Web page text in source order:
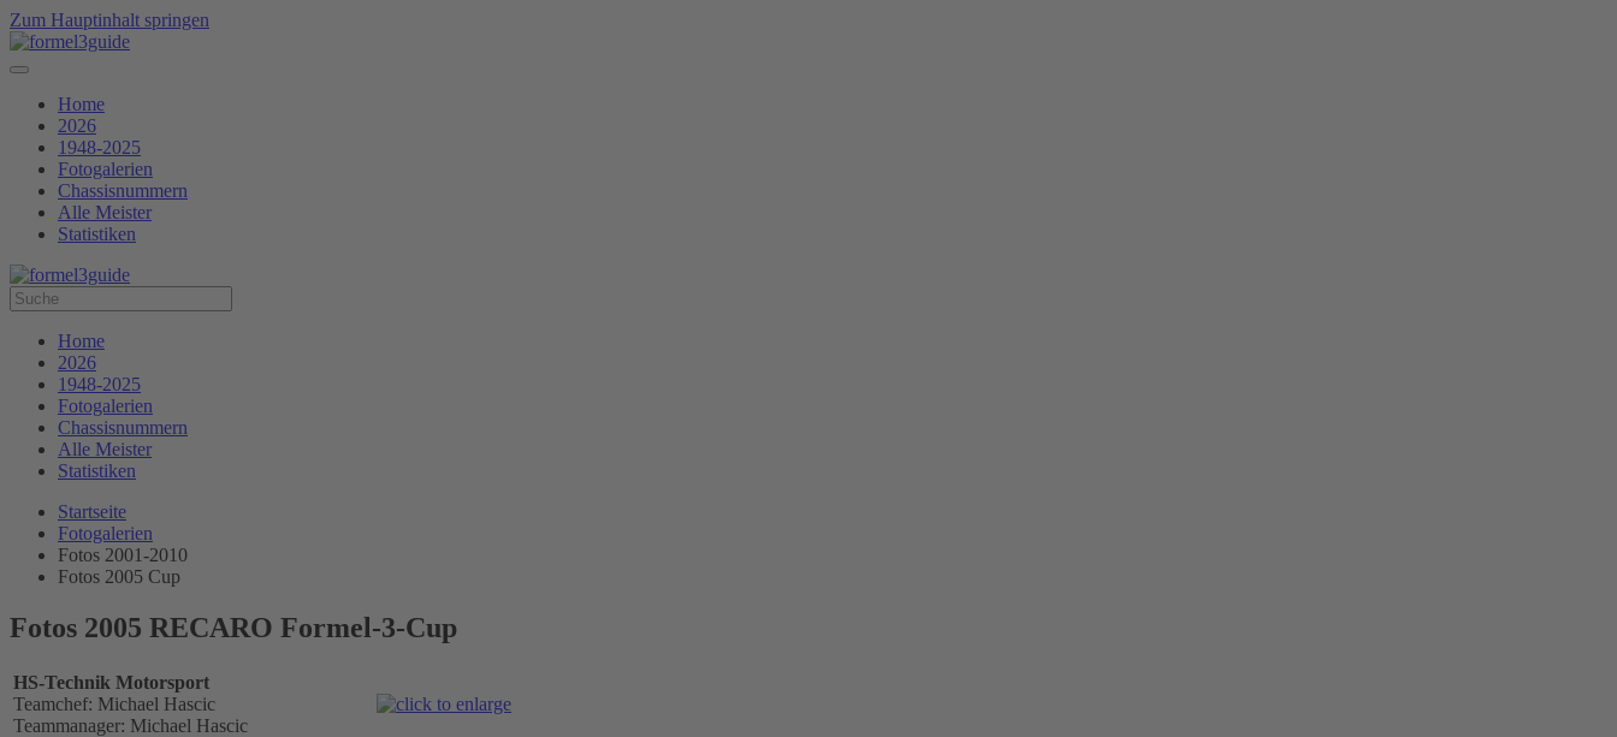
Zum Hauptinhalt springen
Home
2026
1948-2025
Fotogalerien
Chassisnummern
Alle Meister
Statistiken
Home
2026
1948-2025
Fotogalerien
Chassisnummern
Alle Meister
Statistiken
Startseite
Fotogalerien
Fotos 2001-2010
Fotos 2005 Cup
Fotos 2005 RECARO Formel-3-Cup
HS-Technik Motorsport
Teamchef: Michael Hascic
Teammanager: Michael Hascic